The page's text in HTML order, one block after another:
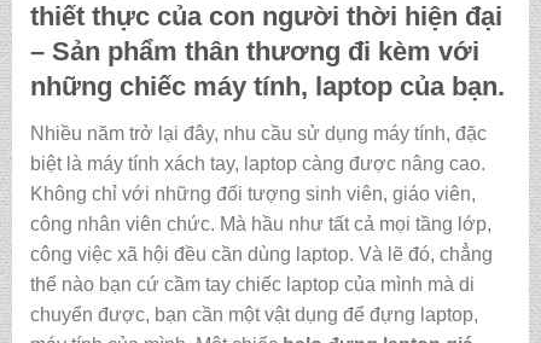
thiết thực của con người thời hiện đại
– Sản phẩm thân thương đi kèm với
những chiếc máy tính, laptop của bạn.
Nhiều năm trở lại đây, nhu cầu sử dụng máy tính, đặc
biệt là máy tính xách tay, laptop càng được nâng cao.
Không chỉ với những đối tượng sinh viên, giáo viên,
công nhân viên chức. Mà hầu như tất cả mọi tầng lớp,
công việc xã hội đều cần dùng laptop. Và lẽ đó, chẳng
thể nào bạn cứ cầm tay chiếc laptop của mình mà di
chuyển được, bạn cần một vật dụng để đựng laptop,